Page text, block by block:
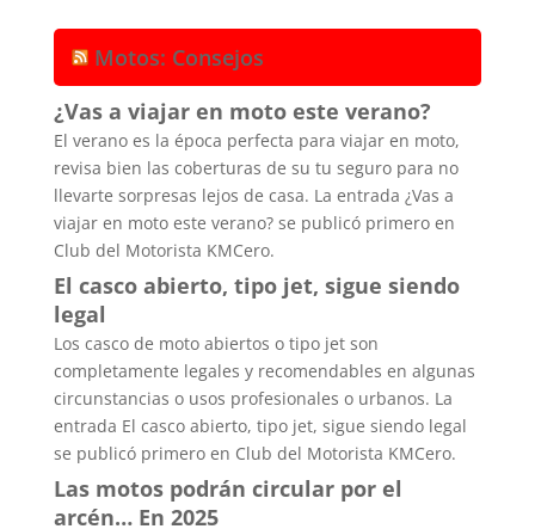
Motos: Consejos
¿Vas a viajar en moto este verano?
El verano es la época perfecta para viajar en moto,
revisa bien las coberturas de su tu seguro para no
llevarte sorpresas lejos de casa. La entrada ¿Vas a
viajar en moto este verano? se publicó primero en
Club del Motorista KMCero.
El casco abierto, tipo jet, sigue siendo
legal
Los casco de moto abiertos o tipo jet son
completamente legales y recomendables en algunas
circunstancias o usos profesionales o urbanos. La
entrada El casco abierto, tipo jet, sigue siendo legal
se publicó primero en Club del Motorista KMCero.
Las motos podrán circular por el
arcén… En 2025